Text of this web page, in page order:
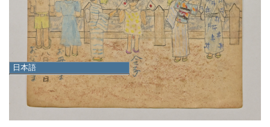
日本語
日本語
English
한국어